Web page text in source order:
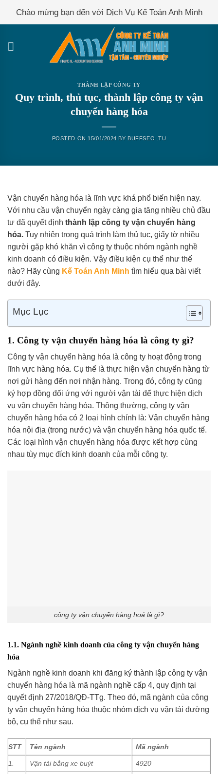
Chào mừng bạn đến với Dịch Vụ Kế Toán Anh Minh
THÀNH LẬP CÔNG TY
Quy trình, thủ tục, thành lập công ty vận
chuyển hàng hóa
POSTED ON 15/01/2024 BY BUFFSEO .TU
Vận chuyển hàng hóa là lĩnh vực khá phổ biến hiện nay.
Với nhu cầu vận chuyển ngày càng gia tăng nhiều chủ đầu
tư đã quyết định thành lập công ty vận chuyển hàng
hóa. Tuy nhiên trong quá trình làm thủ tục, giấy tờ nhiều
người gặp khó khăn vì công ty thuộc nhóm ngành nghề
kinh doanh có điều kiện. Vậy điều kiện cụ thể như thế
nào? Hãy cùng Kế Toán Anh Minh tìm hiểu qua bài viết
dưới đây.
Mục Lục
1. Công ty vận chuyển hàng hóa là công ty gì?
Công ty vận chuyển hàng hóa là công ty hoạt động trong
lĩnh vực hàng hóa. Cụ thể là thực hiện vận chuyển hàng từ
nơi gửi hàng đến nơi nhận hàng. Trong đó, công ty cũng
ký hợp đồng đối ứng với người vận tải để thực hiện dịch
vụ vận chuyển hàng hóa. Thông thường, công ty vận
chuyển hàng hóa có 2 loại hình chính là: Vận chuyển hàng
hóa nội địa (trong nước) và vận chuyển hàng hóa quốc tế.
Các loại hình vận chuyển hàng hóa được kết hợp cùng
nhau tùy mục đích kinh doanh của mỗi công ty.
công ty vận chuyển hàng hoá là gì?
1.1. Ngành nghề kinh doanh của công ty vận chuyển hàng
hóa
Ngành nghề kinh doanh khi đăng ký thành lập công ty vận
chuyển hàng hóa là mã ngành nghề cấp 4, quy định tại
quyết định 27/2018/QĐ-TTg. Theo đó, mã ngành của công
ty vận chuyển hàng hóa thuộc nhóm dịch vụ vận tải đường
bộ, cụ thể như sau.
STT Tên ngành Mã ngành
1. Vận tải bằng xe buýt 4920